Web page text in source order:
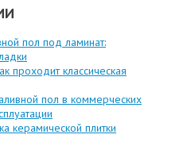
пол под ламинат:
проходит классическая
пол в коммерческих
керамической плитки